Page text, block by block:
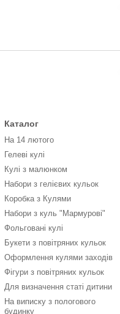
Каталог
На 14 лютого
Гелеві кулі
Кулі з малюнком
Набори з гелієвих кульок
Коробка з Кулями
Набори з куль "Мармурові"
Фольговані кулі
Букети з повітряних кульок
Оформлення кулями заходів
Фігури з повітряних кульок
Для визначення статі дитини
На виписку з пологового
будинку